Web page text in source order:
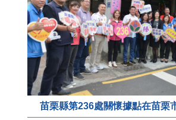
苗栗縣第236處關懷據點在苗栗